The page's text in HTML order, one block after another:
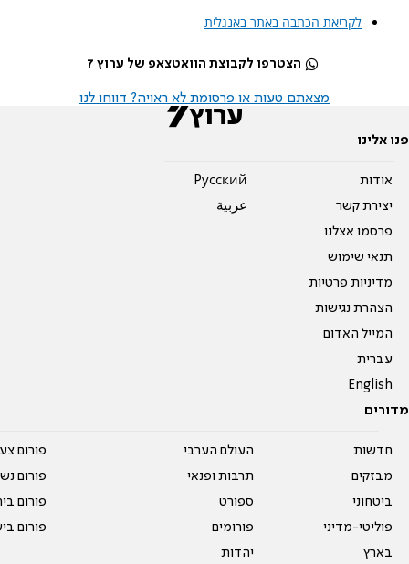
לקריאת הכתבה באתר באנגלית
הצטרפו לקבוצת הוואטצאפ של ערוץ 7
מצאתם טעות או פרסומת לא ראויה? דווחו לנו
פנו אלינו
אודות
יצירת קשר
פרסמו אצלנו
תנאי שימוש
מדיניות פרטיות
הצהרת נגישות
המייל האדום
עברית
English
Pусский
عربية
מדורים
חדשות
מבזקים
ביטחוני
פוליטי-מדיני
בארץ
העולם הערבי
תרבות ופנאי
ספורט
פורומים
יהדות
פורום
פורום
פורום
פורום